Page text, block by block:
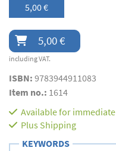
5,00 €
5,00 €
including VAT.
ISBN: 9783944911083
Item no.: 1614
Available for
Plus Shipping
KEYWORDS